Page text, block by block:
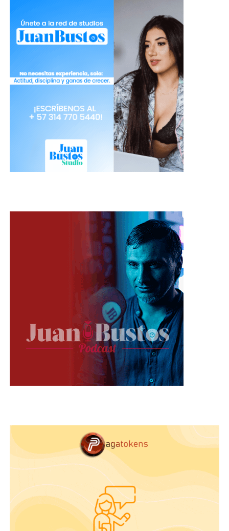
Este video cuenta con más de 200mil
reproducciones y es sin duda un video que te hará
reír sin parar. En distintos portales web, hablan del
por qué estos animales reaccionan de esta manera
explican que se debe a una forma natural de
respuesta frente al miedo que hace que sus
músculos de las piernas se tensen y como
resultado caigan al suelo.
Por otra parte, hay quienes dicen que es un medio
de sobrevivencia, puesto que es una manada que
por instinto cuando están en peligro,las que
quedan de último caen para ser atacadas por
su depredador y así mantener a salvo a las
qué.
Lo que si estamos seguros, es que este videoserá
un gran tema de conversación en tu sala de
y más si se los compartes porque los
consigues en inglés.